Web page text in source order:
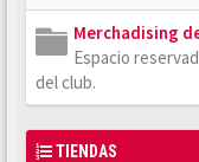
Merchadising
Espacio
del club.
TIENDAS